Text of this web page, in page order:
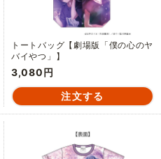
トートバッグ【劇場版「僕の心のヤ
バイやつ」】
3,080円